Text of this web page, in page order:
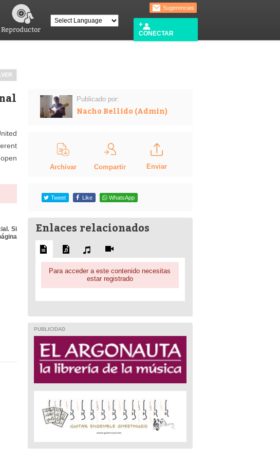
Reproductor
Sugerencias
CONECTAR
Si
Publicado por:
Nacho Bellido (Admin)
Archivar Compartir Enviar
Tweet Like WhatsApp
Enlaces relacionados
Para acceder a este contenido necesitas
estar registrado
PUBLICIDAD